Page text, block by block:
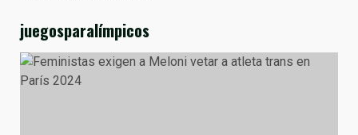
juegosparalímpicos